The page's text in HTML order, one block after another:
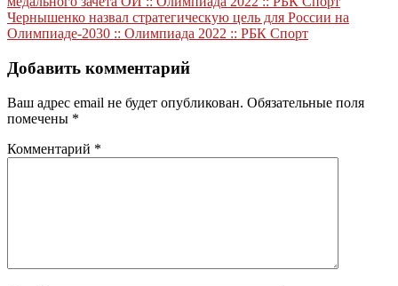
по
записям
Чернышенко назвал стратегическую цель для России на
Олимпиаде-2030 :: Олимпиада 2022 :: РБК Спорт
Добавить комментарий
Ваш адрес email не будет опубликован. Обязательные поля
помечены *
Комментарий *